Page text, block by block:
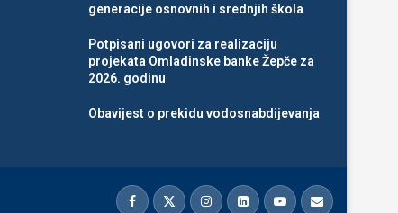
generacije osnovnih i srednjih škola
Potpisani ugovori za realizaciju
projekata Omladinske banke Žepče za
2026. godinu
Obavijest o prekidu vodosnabdijevanja